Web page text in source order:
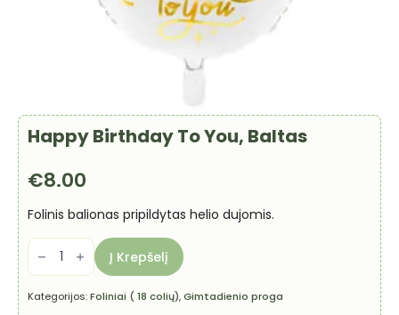
Happy Birthday To You, Baltas
€8.00
Folinis balionas pripildytas helio dujomis.
produkto
kiekis:
Happy
Birthday
To
You,
Į Krepšelį
Kategorijos:Foliniai ( 18 colių),Gimtadienio proga